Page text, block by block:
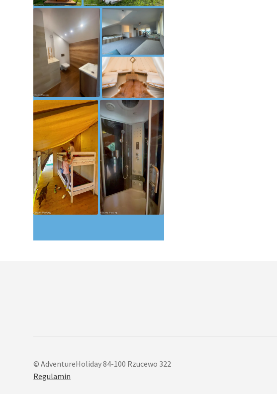
© AdventureHoliday 84-100 Rzucewo 322
Regulamin